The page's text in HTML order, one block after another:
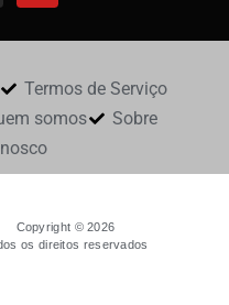
Termos de Serviço
somos
Sobre
Copyright © 2026
os direitos reservados